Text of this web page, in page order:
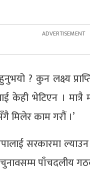
? कुन लक्ष्य
केही भेटिएन ।
मिलेर काम गरौं ।’
सरकारमा
पाँचदलीय